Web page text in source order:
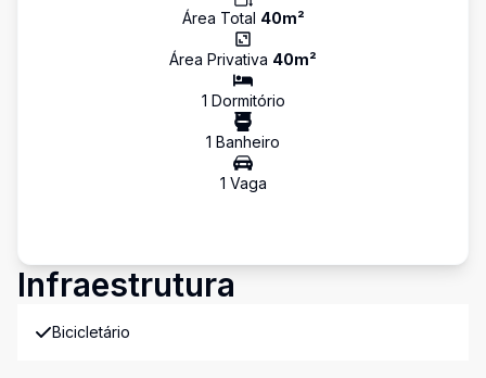
Área Total 40m²
Área Privativa 40m²
1 Dormitório
1 Banheiro
1 Vaga
Infraestrutura
Bicicletário